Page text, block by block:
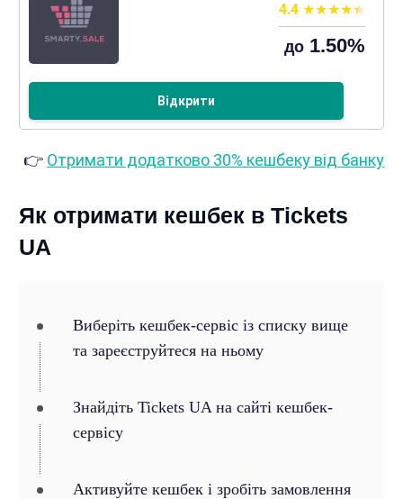
4.4
до 1.50%
Відкрити
👉 Отримати додатково 30% кешбеку від банку
Як отримати кешбек в Tickets
UA
Виберіть кешбек-сервіс із списку вище
та зареєструйтеся на ньому
Знайдіть Tickets UA на сайті кешбек-
сервісу
Активуйте кешбек і зробіть замовлення